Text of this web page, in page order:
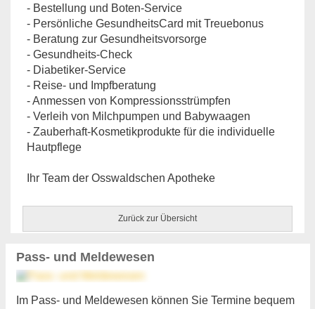
- Bestellung und Boten-Service
- Persönliche GesundheitsCard mit Treuebonus
- Beratung zur Gesundheitsvorsorge
- Gesundheits-Check
- Diabetiker-Service
- Reise- und Impfberatung
- Anmessen von Kompressionsstrümpfen
- Verleih von Milchpumpen und Babywaagen
- Zauberhaft-Kosmetikprodukte für die individuelle
Hautpflege
Ihr Team der Osswaldschen Apotheke
Zurück zur Übersicht
Pass- und Meldewesen
Im Pass- und Meldewesen können Sie Termine bequem